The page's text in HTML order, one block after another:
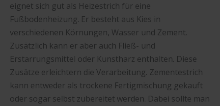
eignet sich gut als Heizestrich für eine
Fußbodenheizung. Er besteht aus Kies in
verschiedenen Körnungen, Wasser und Zement.
Zusätzlich kann er aber auch Fließ- und
Erstarrungsmittel oder Kunstharz enthalten. Diese
Zusätze erleichtern die Verarbeitung. Zementestrich
kann entweder als trockene Fertigmischung gekauft
oder sogar selbst zubereitet werden. Dabei sollte man